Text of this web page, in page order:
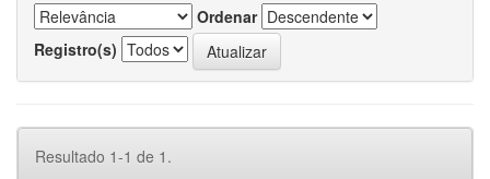
Ordenar
Registro(s)
Resultado 1-1 de 1.